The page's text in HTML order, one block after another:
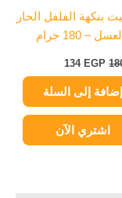
بنكهة الفلفل الحار
– 180 جرام
134 EGP
إضافة إلى السلة
اشتري الآن